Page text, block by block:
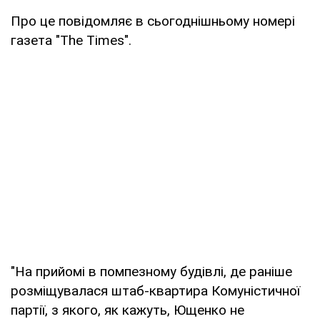
Про це повідомляє в сьогоднішньому номері
газета "The Times".
"На прийомі в помпезному будівлі, де раніше
розміщувалася штаб-квартира Комуністичної
партії, з якого, як кажуть, Ющенко не